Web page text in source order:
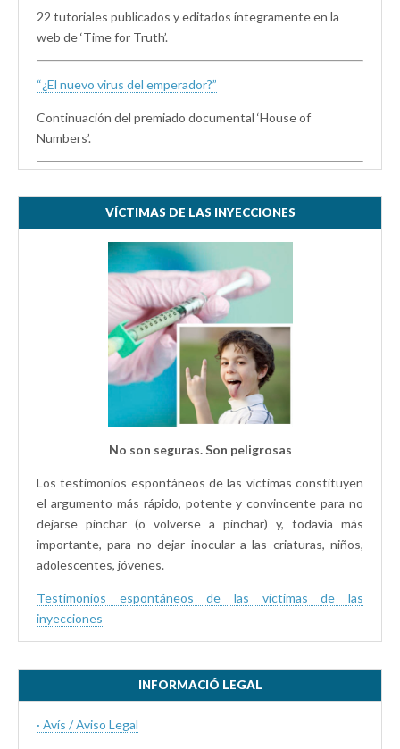
22 tutoriales publicados y editados íntegramente en la
web de ‘Time for Truth’.
“¿El nuevo virus del emperador?”
Continuación del premiado documental ‘House of
Numbers’.
VÍCTIMAS DE LAS INYECCIONES
No son seguras. Son peligrosas
Los testimonios espontáneos de las víctimas constituyen
el argumento más rápido, potente y convincente para no
dejarse pinchar (o volverse a pinchar) y, todavía más
importante, para no dejar inocular a las criaturas, niños,
adolescentes, jóvenes.
Testimonios espontáneos de las víctimas de las
inyecciones
INFORMACIÓ LEGAL
· Avís / Aviso Legal